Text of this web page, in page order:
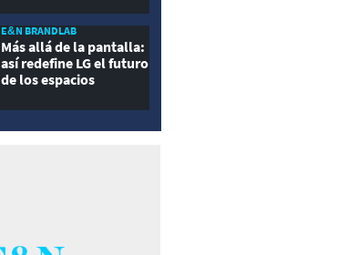
E&N BRANDLAB
Más allá de la pantalla:
así redefine LG el futuro
de los espacios